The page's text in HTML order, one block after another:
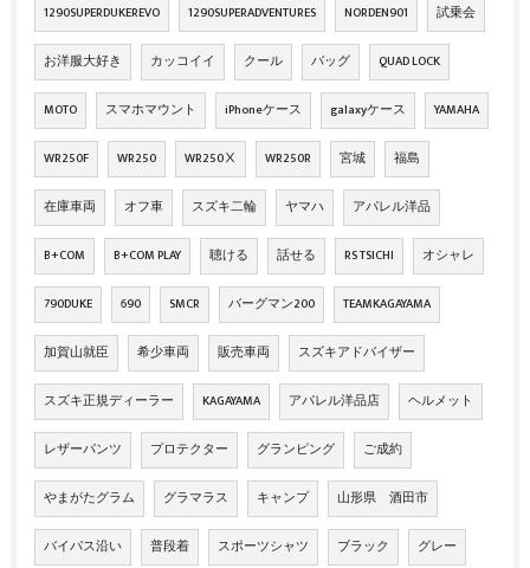
1290SUPERDUKEREVO 1290SUPERADVENTURES NORDEN901 試乗会
お洋服大好き カッコイイ クール バッグ QUAD LOCK
MOTO スマホマウント iPhoneケース galaxyケース YAMAHA
WR250F WR250 WR250Ⅹ WR250R 宮城 福島
在庫車両 オフ車 スズキ二輪 ヤマハ アパレル洋品
B+COM B+COM PLAY 聴ける 話せる RS TSICHI オシャレ
790DUKE 690 SMCR バーグマン200 TEAMKAGAYAMA
加賀山就臣 希少車両 販売車両 スズキアドバイザー
スズキ正規ディーラー KAGAYAMA アパレル洋品店 ヘルメット
レザーパンツ プロテクター グランピング ご成約
やまがたグラム グラマラス キャンプ 山形県 酒田市
バイパス沿い 普段着 スポーツシャツ ブラック グレー